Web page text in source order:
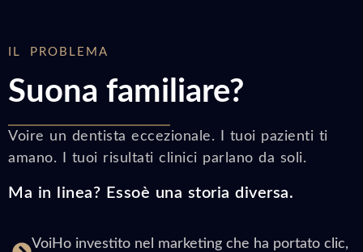
IL PROBLEMA
Suona familiare?
Voire un dentista eccezionale. I tuoi pazienti ti
amano. I tuoi risultati clinici parlano da soli.
Ma in linea? Essoè una storia diversa.
VoiHo investito nel marketing che ha portato clic,